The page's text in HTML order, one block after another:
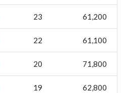
23 61,200
22 61,100
20 71,800
19 62,800